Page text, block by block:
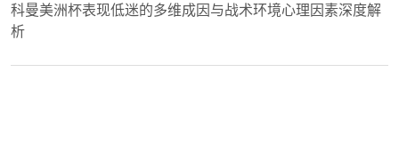
科曼美洲杯表现低迷的多维成因与战术环境心理因素深度解
析